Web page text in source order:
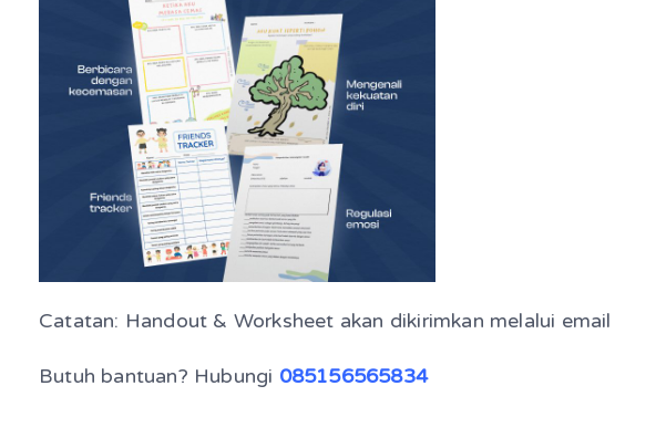
Catatan: Handout & Worksheet akan dikirimkan melalui email
Butuh bantuan? Hubungi 085156565834